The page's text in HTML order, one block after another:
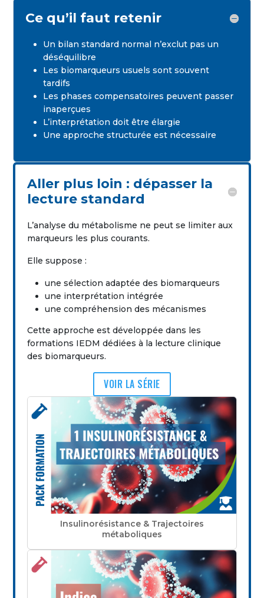
Ce qu’il faut retenir
Un bilan standard normal n’exclut pas un
déséquilibre
Les biomarqueurs usuels sont souvent
tardifs
Les phases compensatoires peuvent passer
inaperçues
L’interprétation doit être élargie
Une approche structurée est nécessaire
Aller plus loin : dépasser la
lecture standard
L’analyse du métabolisme ne peut se limiter aux
marqueurs les plus courants.
Elle suppose :
une sélection adaptée des biomarqueurs
une interprétation intégrée
une compréhension des mécanismes
Cette approche est développée dans les
formations IEDM dédiées à la lecture clinique
des biomarqueurs.
VOIR LA SÉRIE
Insulinorésistance & Trajectoires
métaboliques